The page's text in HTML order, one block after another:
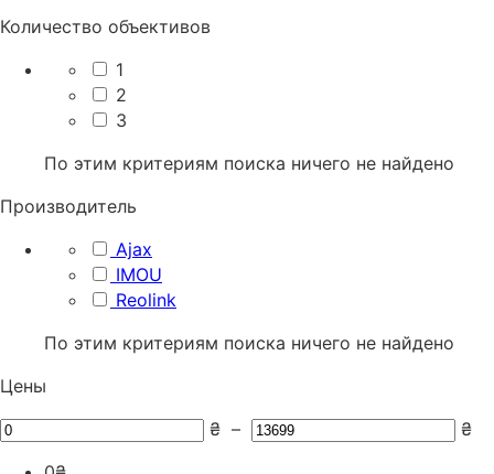
Количество объективов
1
2
3
По этим критериям поиска ничего не найдено
Производитель
Ajax
IMOU
Reolink
По этим критериям поиска ничего не найдено
Цены
₴ –
₴